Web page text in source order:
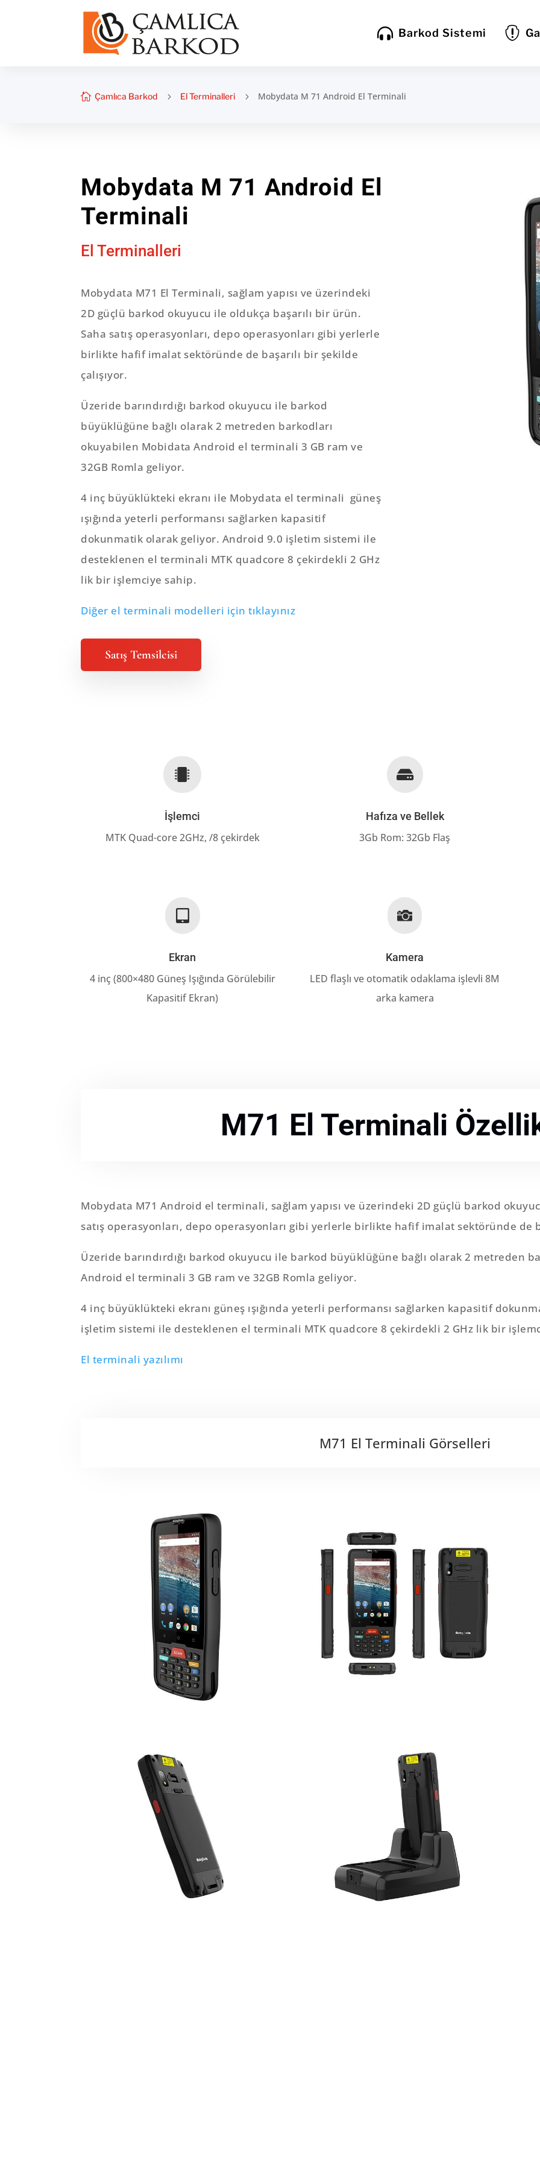
 Barkod Sistemi 
 Çamlıca Barkod 5 El Terminalleri 5 Mobydata M 71 Android El Terminali
Mobydata M 71 Android El
Terminali
El Terminalleri
Mobydata M71 El Terminali, sağlam yapısı ve üzerindeki
2D güçlü barkod okuyucu ile oldukça başarılı bir ürün.
Saha satış operasyonları, depo operasyonları gibi yerlerle
birlikte hafif imalat sektöründe de başarılı bir şekilde
çalışıyor.
Üzeride barındırdığı barkod okuyucu ile barkod
büyüklüğüne bağlı olarak 2 metreden barkodları
okuyabilen Mobidata Android el terminali 3 GB ram ve
32GB Romla geliyor.
4 inç büyüklükteki ekranı ile Mobydata el terminali güneş
ışığında yeterli performansı sağlarken kapasitif
dokunmatik olarak geliyor. Android 9.0 işletim sistemi ile
desteklenen el terminali MTK quadcore 8 çekirdekli 2 GHz
lik bir işlemciye sahip.
Diğer el terminali modelleri için tıklayınız
Satış Temsilcisi

İşlemci
MTK Quad-core 2GHz, /8 çekirdek

Hafıza ve Bellek
3Gb Rom: 32Gb Flaş

Ekran
4 inç (800×480 Güneş Işığında Görülebilir
Kapasitif Ekran)

Kamera
LED flaşlı ve otomatik odaklama işlevli 8M
arka kamera
M71 El Terminali
Mobydata M71 Android el terminali, sağlam yapısı ve üzerindeki 2D güçlü barkod
satış operasyonları, depo operasyonları gibi yerlerle birlikte hafif imalat sektöründe de
Üzeride barındırdığı barkod okuyucu ile barkod büyüklüğüne bağlı olarak 2 metreden
Android el terminali 3 GB ram ve 32GB Romla geliyor.
4 inç büyüklükteki ekranı güneş ışığında yeterli performansı sağlarken kapasitif
işletim sistemi ile desteklenen el terminali MTK quadcore 8 çekirdekli 2 GHz lik bir
El terminali yazılımı
M71 El Terminali Görselleri